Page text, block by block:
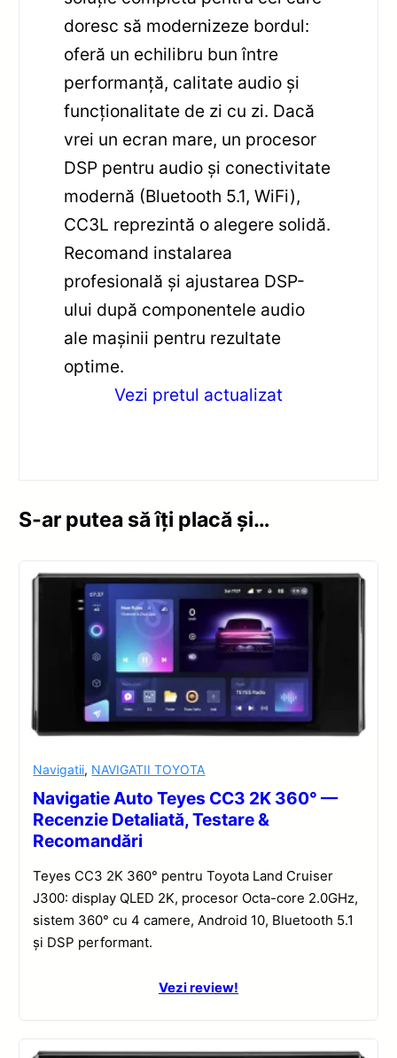
doresc să modernizeze bordul:
oferă un echilibru bun între
performanță, calitate audio și
funcționalitate de zi cu zi. Dacă
vrei un ecran mare, un procesor
DSP pentru audio și conectivitate
modernă (Bluetooth 5.1, WiFi),
CC3L reprezintă o alegere solidă.
Recomand instalarea
profesională și ajustarea DSP-
ului după componentele audio
ale mașinii pentru rezultate
optime.
Vezi pretul actualizat
S-ar putea să îți placă și…
Navigatii, NAVIGATII TOYOTA
Navigatie Auto Teyes CC3 2K 360° —
Recenzie Detaliată, Testare &
Recomandări
Teyes CC3 2K 360° pentru Toyota Land Cruiser
J300: display QLED 2K, procesor Octa-core 2.0GHz,
sistem 360° cu 4 camere, Android 10, Bluetooth 5.1
și DSP performant.
Vezi review!